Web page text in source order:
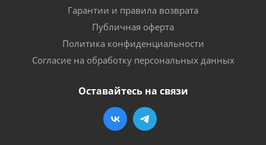
Гарантии и правила возврата
Публичная оферта
Политика конфиденциальности
Согласие на обработку персональных данных
Оставайтесь на связи